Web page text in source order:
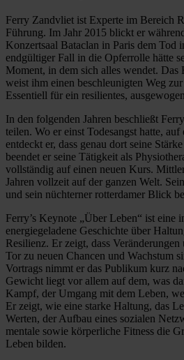
Ferry Zandvliet ist Experte im Bereich
Führung. Im Jahr 2015 blickt er
Konzertsaal Bataclan in Paris dem Tod
endgültiger Fall in die Opferrolle hätte
Moment, in dem sich alles wendet. Das
weist ihm einen beschleunigten Weg
Essentiell für ein resilientes,
In den folgenden Jahren beschließt
teilen. Wo er einst Todesangst hatte,
entdeckt er, dass genau dort seine
beendet er seine Tätigkeit als
vollständig auf einen neuen Kurs.
Jahren vollzeit auf der ganzen Welt.
und sein nüchterner rotterdamer Blick
Ferry’s Keynote „Über Leben“ ist eine
energiegeladene Geschichte über
Resilienz. Er zeigt, dass
Tor zu neuen Chancen und Wachstum
Vortrags nimmt er das Publikum kurz
Gewicht liegt vor allem auf dem, was
Kampf, der Umgang mit dem Leben,
Er zeigt, wie eine starke Haltung, das
Werten, der Aufbau eines sozialen
mentale sowie körperliche Fitness die
Leben bilden.